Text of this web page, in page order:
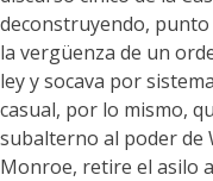
deconstruyendo,
la vergüenza de un
ley y socava por
casual, por lo mismo,
subalterno al poder de
Monroe, retire el asilo